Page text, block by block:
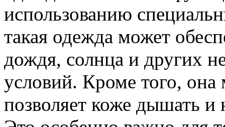
использованию
такая одежда может
дождя, солнца и других
условий. Кроме того,
позволяет коже дышать и